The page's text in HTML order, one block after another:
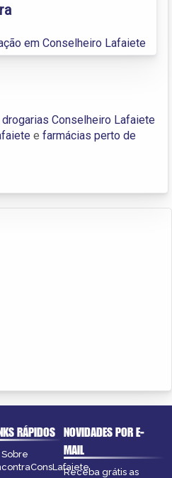
em Conselheiro Lafaiete
drogarias Conselheiro Lafaiete
e farmácias perto de
RÁPIDOS
Sobre
NOVIDADES POR E-
MAIL
Receba grátis as